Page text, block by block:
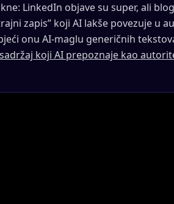
LinkedIn objave su super, ali
zapis” koji AI lakše povezuje u
onu AI-maglu generičnih
koji AI prepoznaje kao